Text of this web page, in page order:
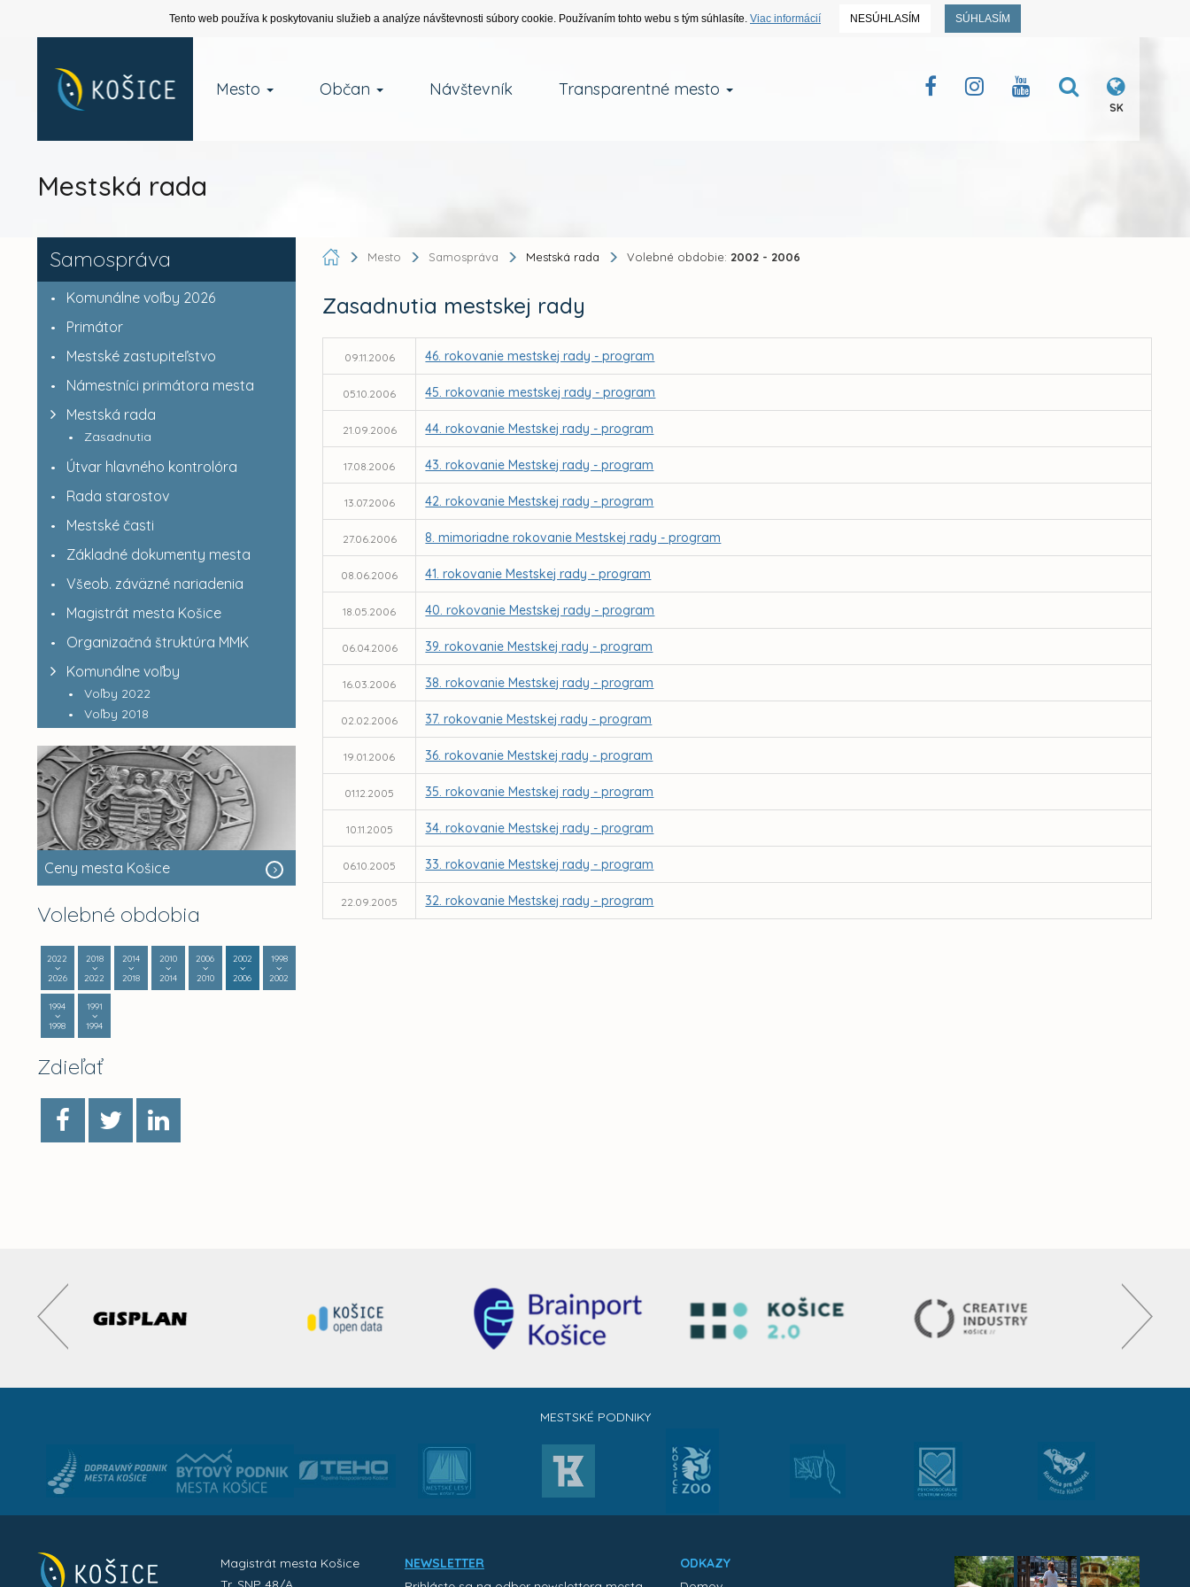
Tento web používa k poskytovaniu služieb a analýze návštevnosti súbory cookie. Používaním tohto webu s tým súhlasíte. Viac informácií NESÚHLASÍM SÚHLASÍM
Mesto Občan Návštevník Transparentné mesto
SK
Mestská rada
Samospráva
Komunálne voľby 2026
Primátor
Mestské zastupiteľstvo
Námestníci primátora mesta
Mestská rada
Zasadnutia
Útvar hlavného kontrolóra
Rada starostov
Mestské časti
Základné dokumenty mesta
Všeob. záväzné nariadenia
Magistrát mesta Košice
Organizačná štruktúra MMK
Komunálne voľby
Voľby 2022
Voľby 2018
Ceny mesta Košice
Volebné obdobia
2022
2026
2018
2022
2014
2018
2010
2014
2006
2010
2002
2006
1998
2002
1994
1998
1991
1994
Zdieľať
Mesto Samospráva Mestská rada Volebné obdobie: 2002 - 2006
Zasadnutia mestskej rady
09.11.2006 46. rokovanie mestskej rady - program
05.10.2006 45. rokovanie mestskej rady - program
21.09.2006 44. rokovanie Mestskej rady - program
17.08.2006 43. rokovanie Mestskej rady - program
13.07.2006 42. rokovanie Mestskej rady - program
27.06.2006 8. mimoriadne rokovanie Mestskej rady - program
08.06.2006 41. rokovanie Mestskej rady - program
18.05.2006 40. rokovanie Mestskej rady - program
06.04.2006 39. rokovanie Mestskej rady - program
16.03.2006 38. rokovanie Mestskej rady - program
02.02.2006 37. rokovanie Mestskej rady - program
19.01.2006 36. rokovanie Mestskej rady - program
01.12.2005 35. rokovanie Mestskej rady - program
10.11.2005 34. rokovanie Mestskej rady - program
06.10.2005 33. rokovanie Mestskej rady - program
22.09.2005 32. rokovanie Mestskej rady - program
MESTSKÉ PODNIKY
Magistrát mesta Košice
NEWSLETTER
ODKAZY